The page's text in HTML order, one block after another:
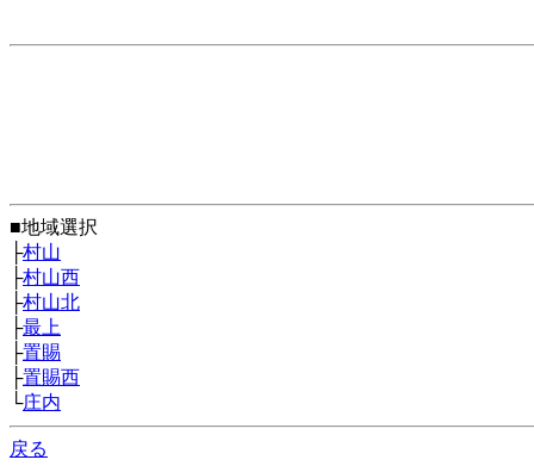
■地域選択
├村山
├村山西
├村山北
├最上
├置賜
├置賜西
└庄内
戻る